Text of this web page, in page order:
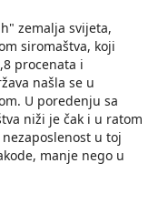
zemalja svijeta,
siromaštva, koji
procenata i
našla se u
U poredenju sa
niži je čak i u ratom
u toj
manje nego u